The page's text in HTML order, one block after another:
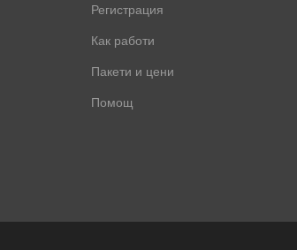
Регистрация
Как работи
Пакети и цени
Помощ